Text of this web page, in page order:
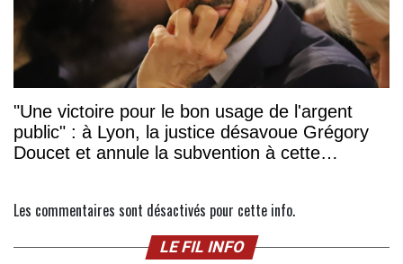
"Une victoire pour le bon usage de l'argent
public" : à Lyon, la justice désavoue Grégory
Doucet et annule la subvention à cette
Les commentaires sont désactivés pour cette info.
LE FIL INFO